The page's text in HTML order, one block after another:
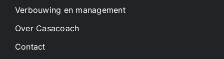
Verbouwing en management
Over Casacoach
Contact